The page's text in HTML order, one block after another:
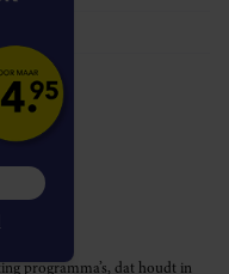
programma’s, dat houdt in